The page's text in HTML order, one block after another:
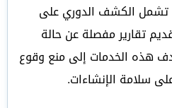
تشمل الكشف الدوري على
تقارير مفصلة عن حالة
هذه الخدمات إلى منع وقوع
سلامة الإنشاءات.